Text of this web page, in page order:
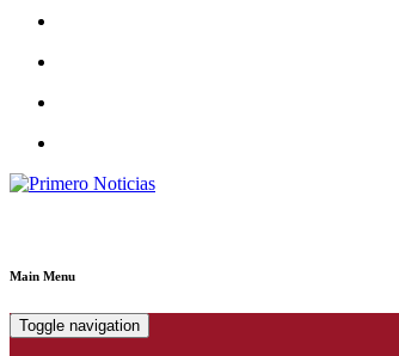
Main Menu
Toggle navigation